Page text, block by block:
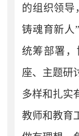
的组织领导
铸魂育新人
统筹部署
座、主题研
多样和扎实
教师和教育